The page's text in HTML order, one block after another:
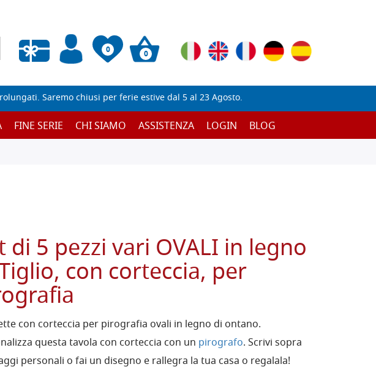
0
vuota
0
Saremo chiusi per ferie estive dal 5 al 23 Agosto.
FINE SERIE CHI SIAMO ASSISTENZA LOGIN BLOG
di 5 pezzi vari OVALI in legno
con corteccia, per
con corteccia per pirografia ovali in legno di ontano.
questa tavola con corteccia con un pirografo. Scrivi sopra
personali o fai un disegno e rallegra la tua casa o regalala!